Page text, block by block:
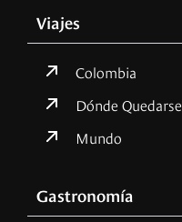
Viajes
Colombia
Dónde Quedarse
Mundo
Gastronomía